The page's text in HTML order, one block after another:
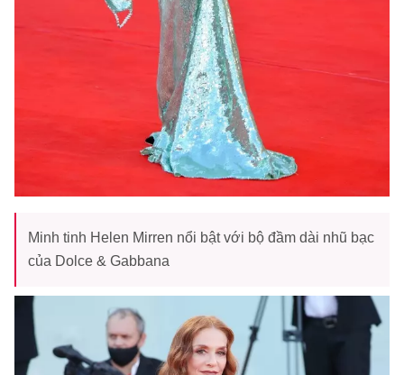
Minh tinh Helen Mirren nổi bật với bộ đầm dài nhũ bạc
của Dolce & Gabbana